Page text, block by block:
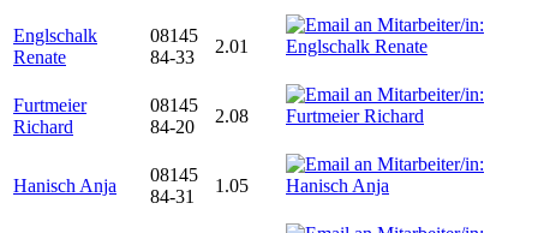
Englschalk
Renate
08145
84-33
2.01
Furtmeier
Richard
08145
84-20
2.08
Hanisch Anja
08145
84-31
1.05